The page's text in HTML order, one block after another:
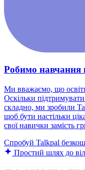
Робимо навчання
Ми вважаємо, що
Оскільки
складно, ми зробили
щоб бути настільки
свої навички замість
Спробуй Talkpal
Простий шлях до